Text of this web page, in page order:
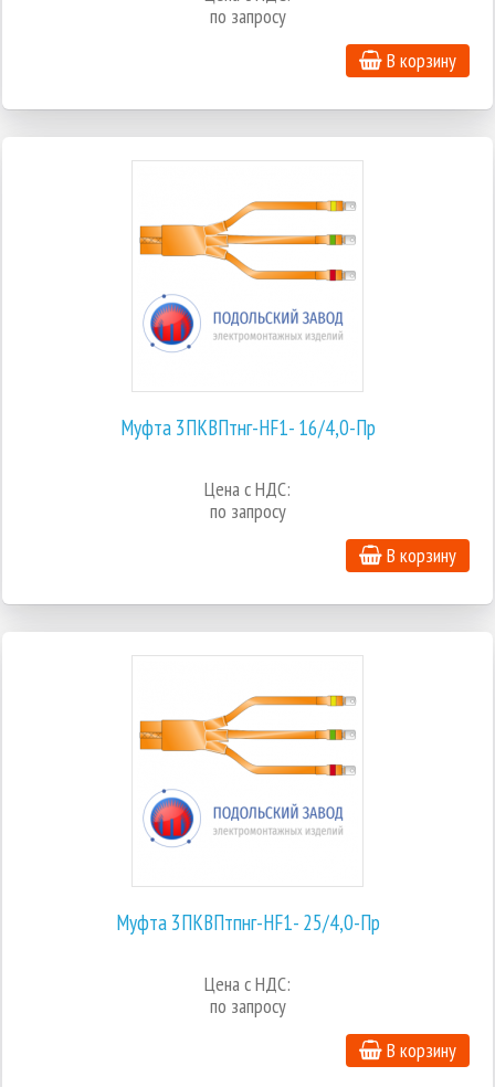
по запросу
В корзину
Муфта 3ПКВПтнг-HF1- 16/4,0-Пр
Цена с НДС:
по запросу
В корзину
Муфта 3ПКВПтпнг-HF1- 25/4,0-Пр
Цена с НДС:
по запросу
В корзину